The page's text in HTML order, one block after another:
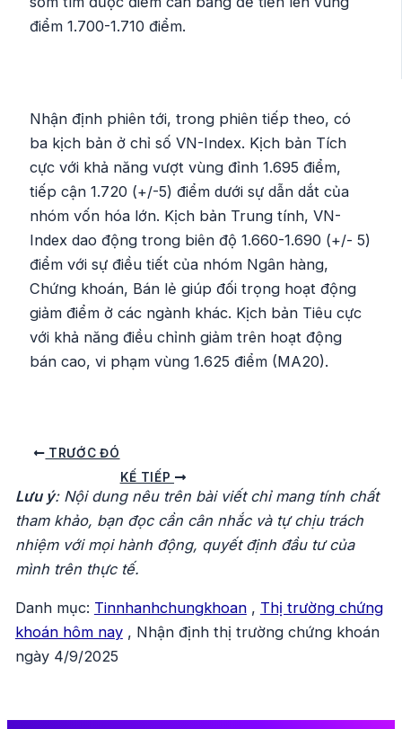
điểm 1.700-1.710 điểm.
Nhận định phiên tới, trong phiên tiếp theo, có
ba kịch bản ở chỉ số VN-Index. Kịch bản Tích
cực với khả năng vượt vùng đỉnh 1.695 điểm,
tiếp cận 1.720 (+/-5) điểm dưới sự dẫn dắt của
nhóm vốn hóa lớn. Kịch bản Trung tính, VN-
Index dao động trong biên độ 1.660-1.690 (+/- 5)
điểm với sự điều tiết của nhóm Ngân hàng,
Chứng khoán, Bán lẻ giúp đối trọng hoạt động
giảm điểm ở các ngành khác. Kịch bản Tiêu cực
với khả năng điều chỉnh giảm trên hoạt động
bán cao, vi phạm vùng 1.625 điểm (MA20).
Điều
bài
viết
TRƯỚC ĐÓ
KẾ TIẾP
Lưu ý: Nội dung nêu trên bài viết chỉ mang tính chất
tham khảo, bạn đọc cần cân nhắc và tự chịu trách
nhiệm với mọi hành động, quyết định đầu tư của
mình trên thực tế.
Danh mục: Tinnhanhchungkhoan, Thị trường chứng
khoán hôm nay, Nhận định thị trường chứng khoán
ngày 4/9/2025